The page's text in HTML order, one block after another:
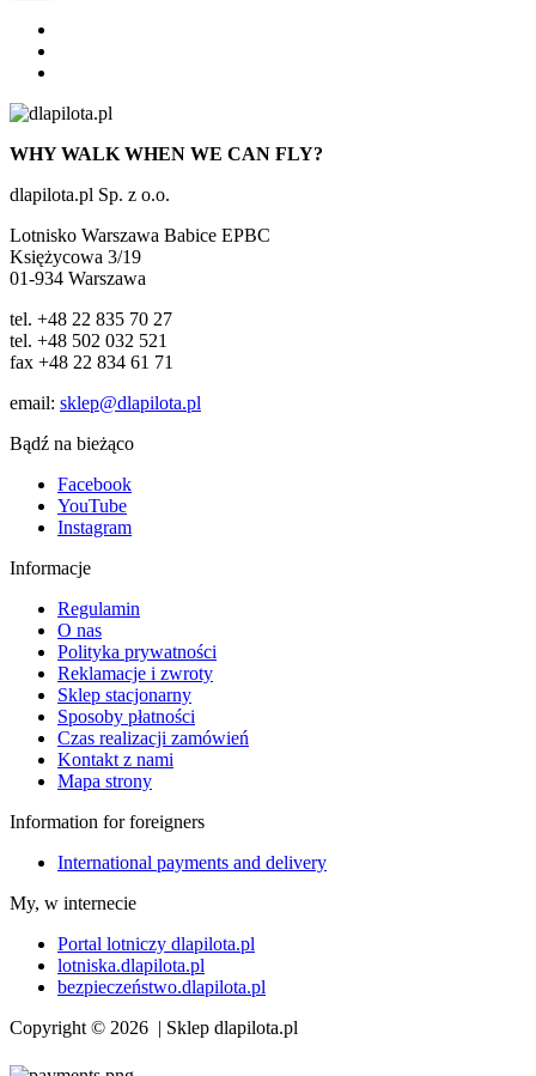
WHY WALK WHEN WE CAN FLY?
dlapilota.pl Sp. z o.o.
Lotnisko Warszawa Babice EPBC
Księżycowa 3/19
01-934 Warszawa
tel. +48 22 835 70 27
tel. +48 502 032 521
fax +48 22 834 61 71
email: sklep@dlapilota.pl
Bądź na bieżąco
Facebook
YouTube
Instagram
Informacje
Regulamin
O nas
Polityka prywatności
Reklamacje i zwroty
Sklep stacjonarny
Sposoby płatności
Czas realizacji zamówień
Kontakt z nami
Mapa strony
Information for foreigners
International payments and delivery
My, w internecie
Portal lotniczy dlapilota.pl
lotniska.dlapilota.pl
bezpieczeństwo.dlapilota.pl
Copyright © 2026 | Sklep dlapilota.pl